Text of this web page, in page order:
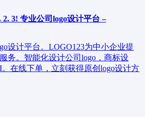
3! 专业公司logo设计平台 –
设计平台。LOGO123为中小企业提
务。智能化设计公司logo，商标设
在线下单，立刻获得原创logo设计方